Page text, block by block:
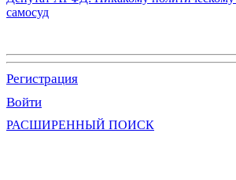
самосуд
Регистрация
Войти
РАСШИРЕННЫЙ ПОИСК